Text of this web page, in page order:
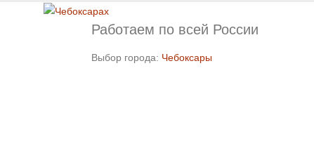
Работаем по всей России
Выбор города: Чебоксары